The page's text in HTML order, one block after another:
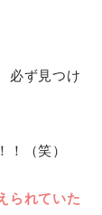
必ず見つけ
！（笑）
られていた